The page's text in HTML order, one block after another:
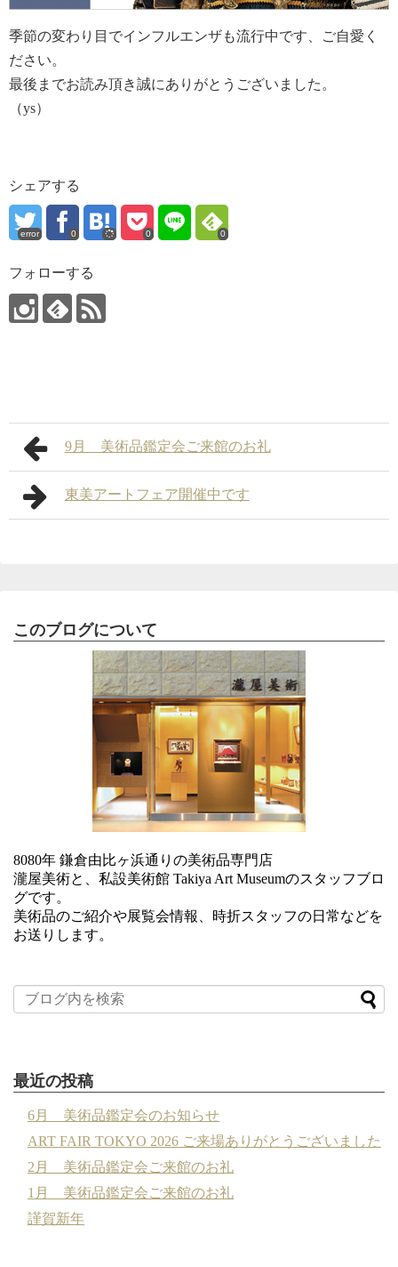
季節の変わり目でインフルエンザも流行中です、ご自愛く
ださい。
最後までお読み頂き誠にありがとうございました。
（ys）
シェアする
error 0 0 0
フォローする
9月 美術品鑑定会ご来館のお礼
東美アートフェア開催中です
このブログについて
8080年 鎌倉由比ヶ浜通りの美術品専門店
瀧屋美術と、私設美術館 Takiya Art Museumのスタッフブロ
グです。
美術品のご紹介や展覧会情報、時折スタッフの日常などを
お送りします。
最近の投稿
6月 美術品鑑定会のお知らせ
ART FAIR TOKYO 2026 ご来場ありがとうございました
2月 美術品鑑定会ご来館のお礼
1月 美術品鑑定会ご来館のお礼
謹賀新年